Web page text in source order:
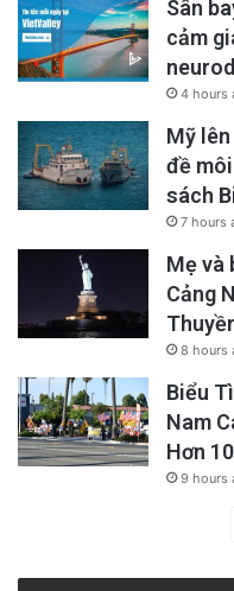
Sân
cảm
4 hours
Mỹ
đề
sách
7 hours
Mẹ và
Cảng
8 hours
Biểu
Nam
Hơn
9 hours